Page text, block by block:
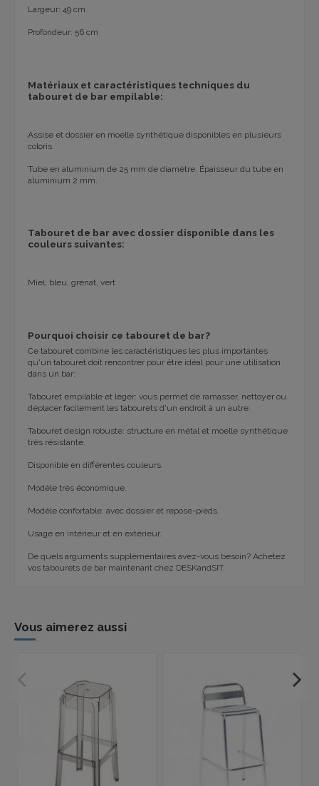
Largeur: 49 cm
Profondeur: 56 cm
Matériaux et caractéristiques techniques du
tabouret de bar empilable:
Assise et dossier en moelle synthétique disponibles en plusieurs
coloris.
Tube en aluminium de 25 mm de diamètre. Épaisseur du tube en
aluminium 2 mm.
Tabouret de bar avec dossier disponible dans les
couleurs suivantes:
Miel, bleu, grenat, vert
Pourquoi choisir ce tabouret de bar?
Ce tabouret combine les caractéristiques les plus importantes
qu'un tabouret doit rencontrer pour être idéal pour une utilisation
dans un bar:
Tabouret empilable et léger: vous permet de ramasser, nettoyer ou
déplacer facilement les tabourets d'un endroit à un autre.
Tabouret design robuste: structure en métal et moelle synthétique
très résistante.
Disponible en différentes couleurs.
Modèle très économique.
Modèle confortable: avec dossier et repose-pieds.
Usage en intérieur et en extérieur.
De quels arguments supplémentaires avez-vous besoin? Achetez
vos tabourets de bar maintenant chez DESKandSIT.
Vous aimerez aussi